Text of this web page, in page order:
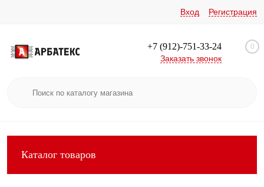
Вход Регистрация
+7 (912)-751-33-24
Заказать звонок
0
Каталог товаров